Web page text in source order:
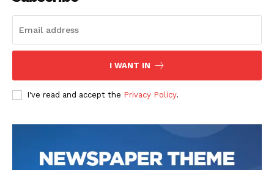
I WANT IN
I've read and accept the Privacy Policy.